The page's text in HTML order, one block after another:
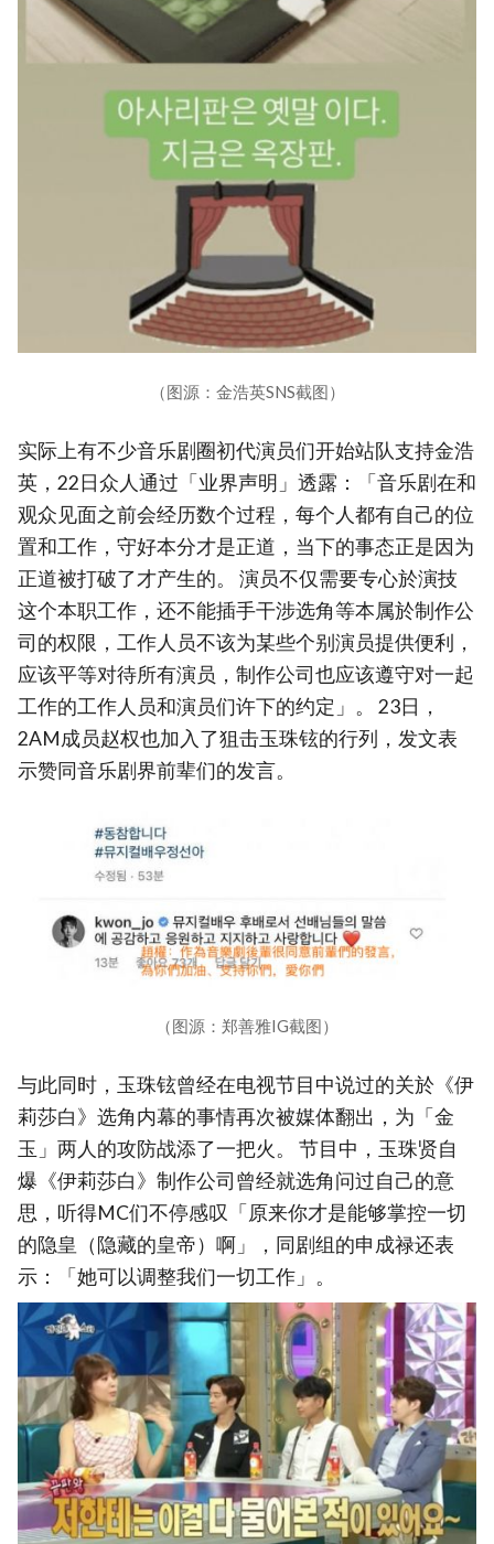
（图源：金浩英SNS截图）
实际上有不少音乐剧圈初代演员们开始站队支持金浩
英，22日众人通过「业界声明」透露：「音乐剧在和
观众见面之前会经历数个过程，每个人都有自己的位
置和工作，守好本分才是正道，当下的事态正是因为
正道被打破了才产生的。 演员不仅需要专心於演技
这个本职工作，还不能插手干涉选角等本属於制作公
司的权限，工作人员不该为某些个别演员提供便利，
应该平等对待所有演员，制作公司也应该遵守对一起
工作的工作人员和演员们许下的约定」。 23日，
2AM成员赵权也加入了狙击玉珠铉的行列，发文表
示赞同音乐剧界前辈们的发言。
（图源：郑善雅IG截图）
与此同时，玉珠铉曾经在电视节目中说过的关於《伊
莉莎白》选角内幕的事情再次被媒体翻出，为「金
玉」两人的攻防战添了一把火。 节目中，玉珠贤自
爆《伊莉莎白》制作公司曾经就选角问过自己的意
思，听得MC们不停感叹「原来你才是能够掌控一切
的隐皇（隐藏的皇帝）啊」，同剧组的申成禄还表
示：「她可以调整我们一切工作」。